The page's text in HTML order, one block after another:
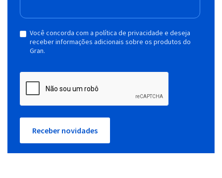
Você concorda com a política de privacidade e deseja
receber informações adicionais sobre os produtos do
Gran.
Receber novidades